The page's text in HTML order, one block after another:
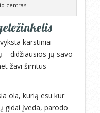
centras
karstiniai
– didžiausios jų savo
žavi šimtus
ola, kurią esu kur
gidai įveda, parodo